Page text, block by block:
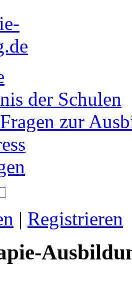
der Schulen
zur
| Registrieren